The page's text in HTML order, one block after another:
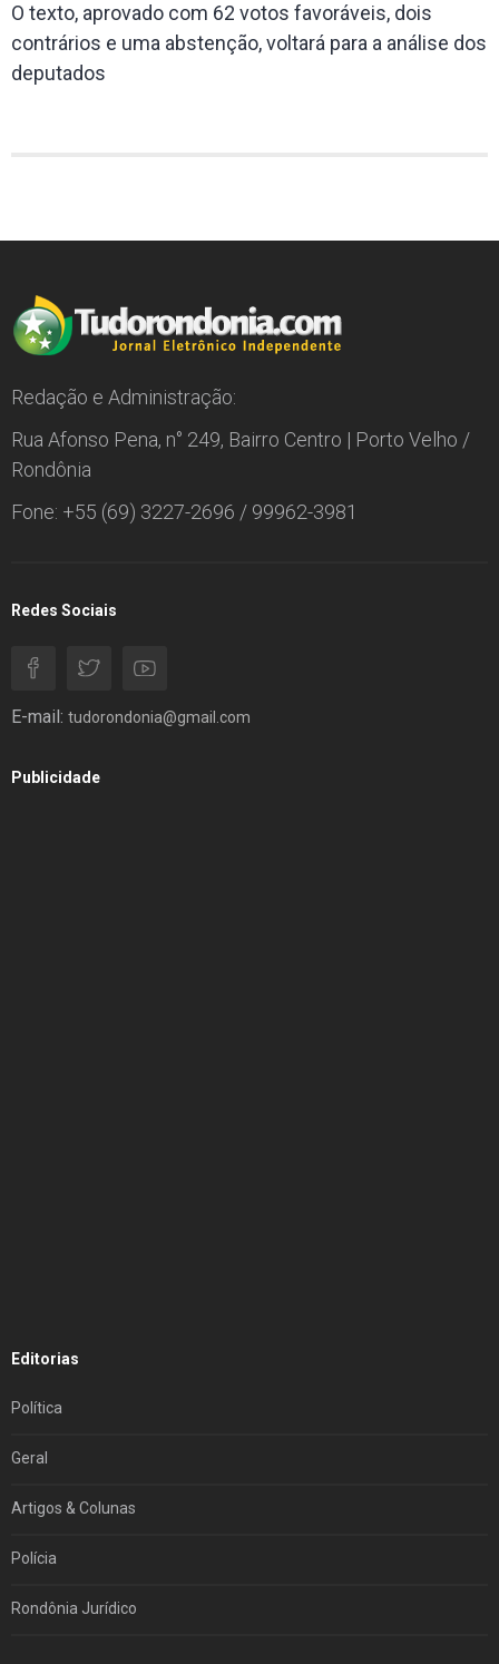
O texto, aprovado com 62 votos favoráveis, dois
contrários e uma abstenção, voltará para a análise dos
deputados
Redação e Administração:
Rua Afonso Pena, n° 249, Bairro Centro | Porto Velho /
Rondônia
Fone: +55 (69) 3227-2696 / 99962-3981
Redes Sociais
E-mail: tudorondonia@gmail.com
Publicidade
Editorias
Política
Geral
Artigos & Colunas
Polícia
Rondônia Jurídico